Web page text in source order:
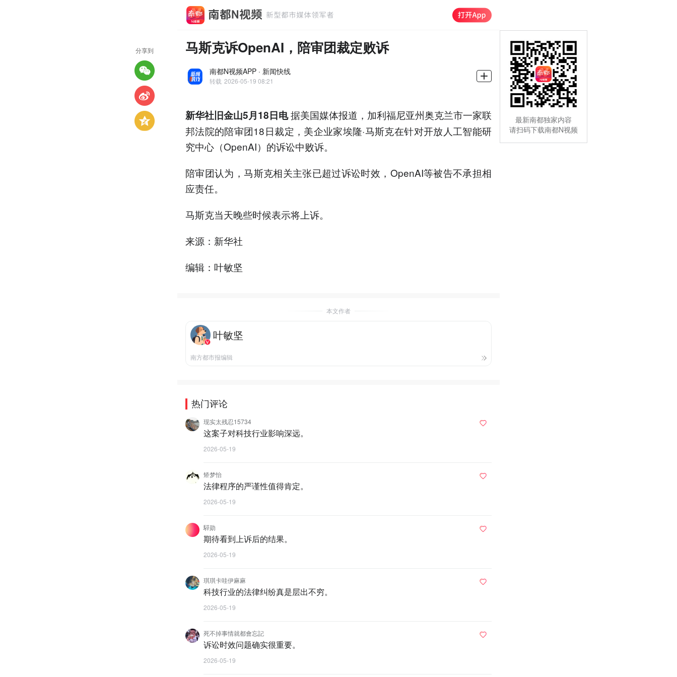
马斯克诉OpenAI，陪审团裁定败诉
南都N视频APP · 新闻快线
转载 2026-05-19 08:21
新华社旧金山5月18日电据美国媒体报道，加利福尼亚州奥克兰市一家联
邦法院的陪审团18日裁定，美企业家埃隆·马斯克在针对开放人工智能研
究中心（OpenAI）的诉讼中败诉。
陪审团认为，马斯克相关主张已超过诉讼时效，OpenAI等被告不承担相
应责任。
马斯克当天晚些时候表示将上诉。
来源：新华社
编辑：叶敏坚
本文作者
叶敏坚
南方都市报编辑
热门评论
现实太残忍15734
这案子对科技行业影响深远。
2026-05-19
矫梦怡
法律程序的严谨性值得肯定。
2026-05-19
騲勋
期待看到上诉后的结果。
2026-05-19
琪琪卡哇伊麻麻
科技行业的法律纠纷真是层出不穷。
2026-05-19
死不掉事情就都會忘記
诉讼时效问题确实很重要。
2026-05-19
分享到
最新南都独家内容
请扫码下载南都N视频